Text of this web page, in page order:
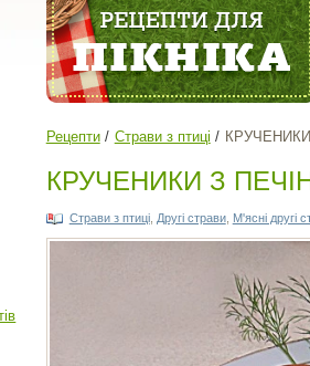
Рецепти Страви з птиці
КРУЧЕНИКИ З
Страви з птиці, Другі страви, М'ясні другі